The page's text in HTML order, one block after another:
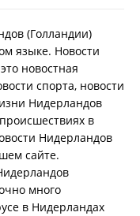
(Голландии)
языке. Новости
новостная
спорта, новости
Нидерландов
в
Нидерландов
сайте.
много
в Нидерландах